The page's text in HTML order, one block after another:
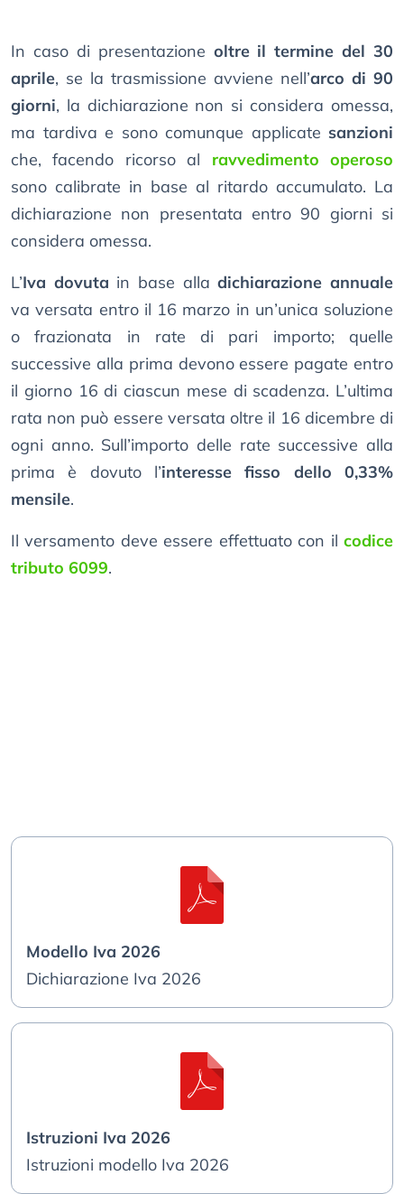
In caso di presentazione oltre il termine del 30
aprile, se la trasmissione avviene nell’arco di 90
giorni, la dichiarazione non si considera omessa,
ma tardiva e sono comunque applicate sanzioni
che, facendo ricorso al ravvedimento operoso
sono calibrate in base al ritardo accumulato. La
dichiarazione non presentata entro 90 giorni si
considera omessa.
L’Iva dovuta in base alladichiarazione annuale
va versata entro il 16 marzo in un’unica soluzione
o frazionata in rate di pari importo; quelle
successive alla prima devono essere pagate entro
il giorno 16 di ciascun mese di scadenza. L’ultima
rata non può essere versata oltre il 16 dicembre di
ogni anno. Sull’importo delle rate successive alla
prima è dovuto l’interesse fisso dello 0,33%
mensile.
Il versamento deve essere effettuato con il codice
tributo 6099.
Modello Iva 2026
Dichiarazione Iva 2026
Istruzioni Iva 2026
Istruzioni modello Iva 2026